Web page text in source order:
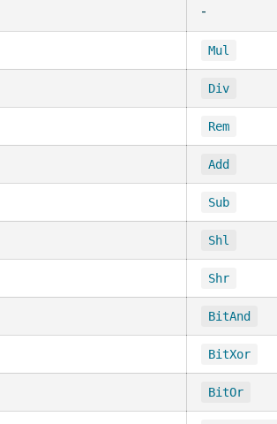
-
Mul
Div
Rem
Add
Sub
Shl
Shr
BitAnd
BitXor
BitOr